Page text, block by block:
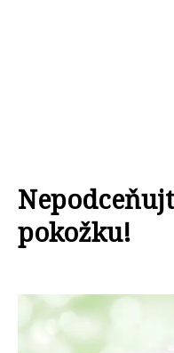
pokožku!